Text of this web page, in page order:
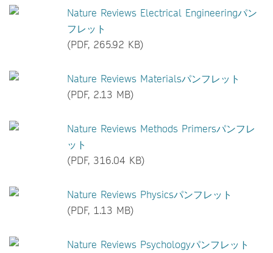
Nature Reviews Electrical Engineeringパン
フレット
(PDF, 265.92 KB)
Nature Reviews Materialsパンフレット
(PDF, 2.13 MB)
Nature Reviews Methods Primersパンフレ
ット
(PDF, 316.04 KB)
Nature Reviews Physicsパンフレット
(PDF, 1.13 MB)
Nature Reviews Psychologyパンフレット